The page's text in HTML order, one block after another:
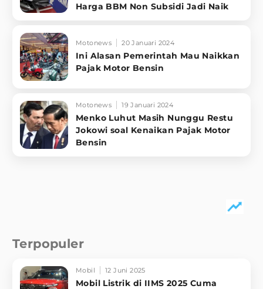
Harga BBM Non Subsidi Jadi Naik
Motonews 20 Januari 2024
Ini Alasan Pemerintah Mau Naikkan
Pajak Motor Bensin
Motonews 19 Januari 2024
Menko Luhut Masih Nunggu Restu
Jokowi soal Kenaikan Pajak Motor
Bensin
Terpopuler
Mobil 12 Juni 2025
Mobil Listrik di IIMS 2025 Cuma